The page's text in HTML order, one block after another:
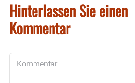
Hinterlassen Sie einen
Kommentar